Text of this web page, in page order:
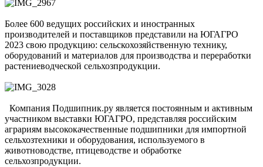
Более 600 ведущих российских и иностранных
производителей и поставщиков представили на ЮГАГРО
2023 свою продукцию: сельскохозяйственную технику,
оборудований и материалов для производства и переработки
растениеводческой сельхозпродукции.
Компания Подшипник.ру является постоянным и активным
участником выставки ЮГАГРО, представляя российским
аграриям высококачественные подшипники для импортной
сельхозтехники и оборудования, используемого в
животноводстве, птицеводстве и обработке
сельхозпродукции.